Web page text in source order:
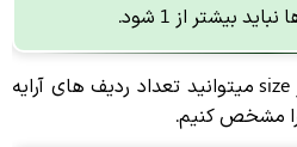
بیشتر از 1 شود.
برای آرایه دو بعدی در متغیر size میتوانید تعداد ردیف های آرایه
را مشخص کنیم.